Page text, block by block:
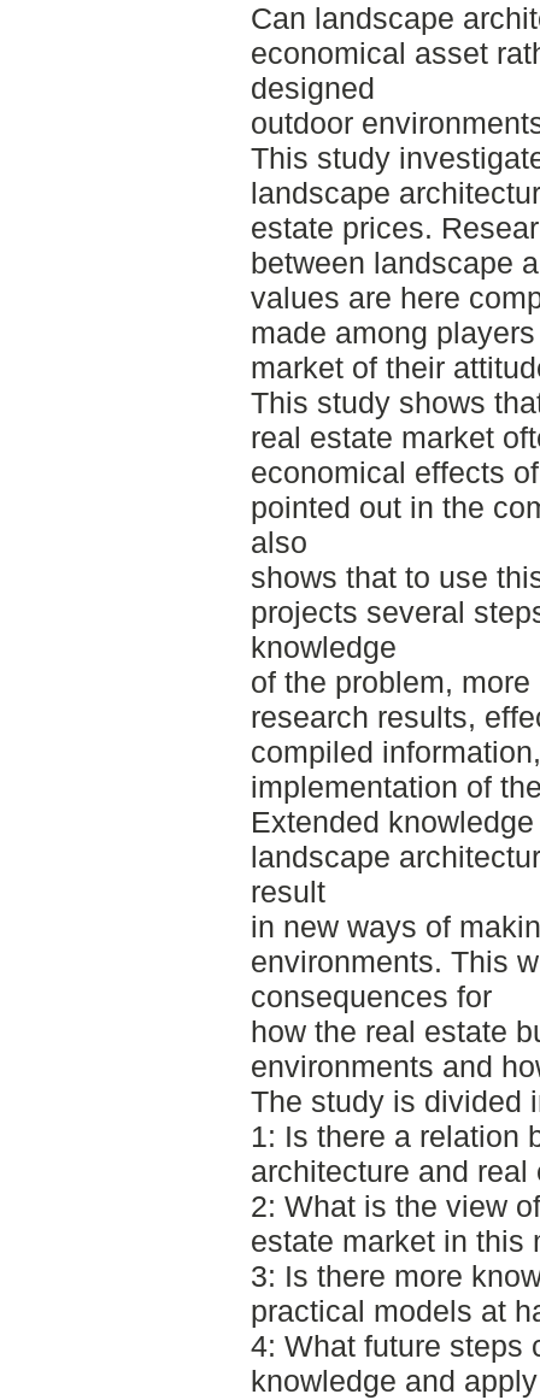
Can landscape
economical asset
designed
outdoor
This study
landscape
estate prices.
between landscape
values are here
made among
market of their
This study shows
real estate market
economical effects
pointed out in the
also
shows that to use
projects several
knowledge
of the problem,
research results,
compiled
implementation of
Extended
landscape
result
in new ways of
environments. This
consequences for
how the real estate
environments and
The study is divided
1: Is there a relation
architecture and real
2: What is the view
estate market in this
3: Is there more
practical models at
4: What future steps
knowledge and